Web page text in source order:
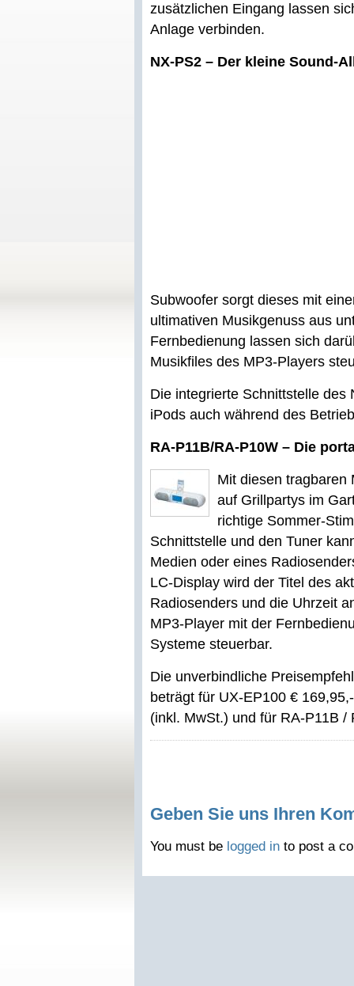
zusätzlichen Eingang lassen
Anlage verbinden.
NX-PS2 – Der kleine Sound-
Subwoofer sorgt dieses mit
ultimativen Musikgenuss aus
Fernbedienung lassen sich
Musikfiles des MP3-Players
Die integrierte Schnittstelle des
iPods auch während des
RA-P11B/RA-P10W – Die
Mit diesen tragbaren
auf Grillpartys im
richtige Sommer-
Schnittstelle und den Tuner
Medien oder eines
LC-Display wird der Titel des
Radiosenders und die Uhrzeit
MP3-Player mit der
Systeme steuerbar.
Die unverbindliche
beträgt für UX-EP100 €
(inkl. MwSt.) und für RA-P11B
Geben Sie uns Ihren
You must be logged in to post a